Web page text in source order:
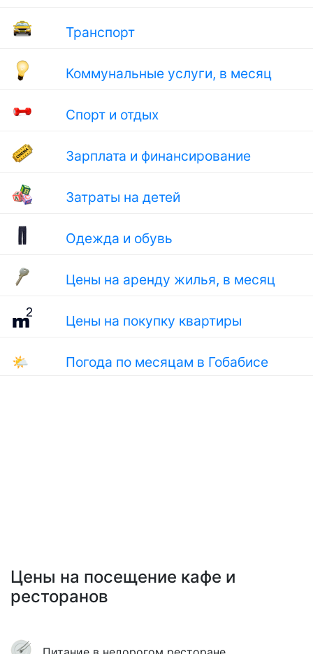
Транспорт
Коммунальные услуги, в месяц
Спорт и отдых
Зарплата и финансирование
Затраты на детей
Одежда и обувь
Цены на аренду жилья, в месяц
Цены на покупку квартиры
🌤 Погода по месяцам в Гобабисе
Цены на посещение кафе и
ресторанов